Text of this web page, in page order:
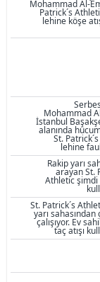
Mohammad Al-
Patrick´s
lehine köşe
Mohammad
İstanbul
alanında
St.
lehine
Rakip yarı
arayan St.
Athletic şimdi
St. Patrick´s
yarı sahasından
çalışıyor. Ev
taç atışı